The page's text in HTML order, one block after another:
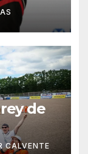
de
CALVENTE